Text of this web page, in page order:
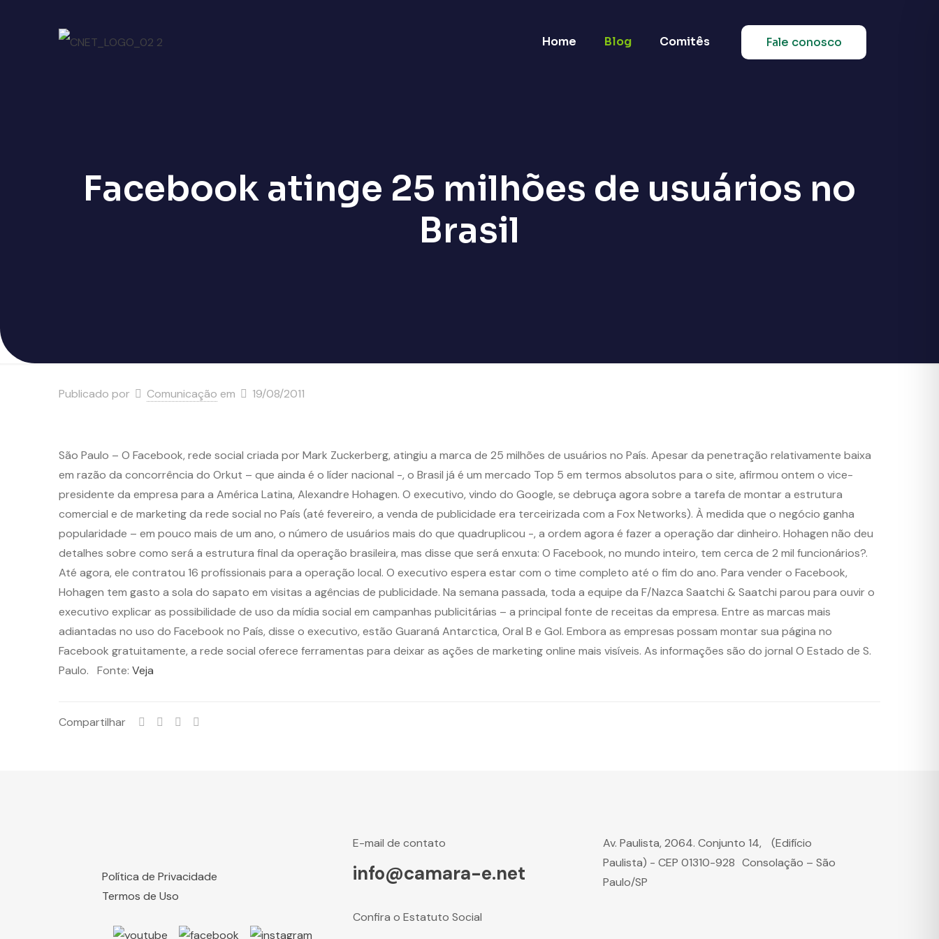
Home Blog Comitês Fale conosco
Facebook atinge 25 milhões de usuários no
Brasil
Publicado por Comunicação em 19/08/2011
São Paulo – O Facebook, rede social criada por Mark Zuckerberg, atingiu a marca de 25 milhões de usuários no País. Apesar da penetração relativamente baixa
em razão da concorrência do Orkut – que ainda é o líder nacional -, o Brasil já é um mercado Top 5 em termos absolutos para o site, afirmou ontem o vice-
presidente da empresa para a América Latina, Alexandre Hohagen. O executivo, vindo do Google, se debruça agora sobre a tarefa de montar a estrutura
comercial e de marketing da rede social no País (até fevereiro, a venda de publicidade era terceirizada com a Fox Networks). À medida que o negócio ganha
popularidade – em pouco mais de um ano, o número de usuários mais do que quadruplicou -, a ordem agora é fazer a operação dar dinheiro. Hohagen não deu
detalhes sobre como será a estrutura final da operação brasileira, mas disse que será enxuta: O Facebook, no mundo inteiro, tem cerca de 2 mil funcionários?.
Até agora, ele contratou 16 profissionais para a operação local. O executivo espera estar com o time completo até o fim do ano. Para vender o Facebook,
Hohagen tem gasto a sola do sapato em visitas a agências de publicidade. Na semana passada, toda a equipe da F/Nazca Saatchi & Saatchi parou para ouvir o
executivo explicar as possibilidade de uso da mídia social em campanhas publicitárias – a principal fonte de receitas da empresa. Entre as marcas mais
adiantadas no uso do Facebook no País, disse o executivo, estão Guaraná Antarctica, Oral B e Gol. Embora as empresas possam montar sua página no
Facebook gratuitamente, a rede social oferece ferramentas para deixar as ações de marketing online mais visíveis. As informações são do jornal O Estado de S.
Paulo. Fonte: Veja
Compartilhar
Política de Privacidade
Termos de Uso
E-mail de contato
info@camara-e.net
Confira o Estatuto Social
Av. Paulista, 2064. Conjunto 14, (Edifício
Paulista) - CEP 01310-928 Consolação – São
Paulo/SP